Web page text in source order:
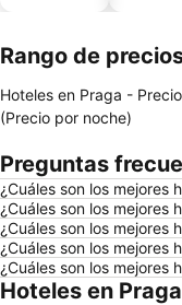
Rango de
Hoteles en Praga -
(Precio por noche)
Preguntas
¿Cuáles son los mejores
¿Cuáles son los mejores
¿Cuáles son los mejores
¿Cuáles son los mejores
¿Cuáles son los mejores
Hoteles en Praga